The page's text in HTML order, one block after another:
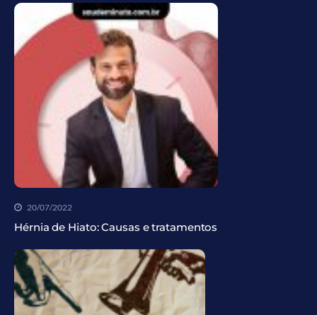
20/07/2022
Hérnia de Hiato: Causas e tratamentos